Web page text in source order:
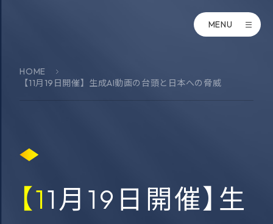
MENU
HOME
【11月19日開催】生成AI動画の台頭と日本への脅威
【11月19日開催】生